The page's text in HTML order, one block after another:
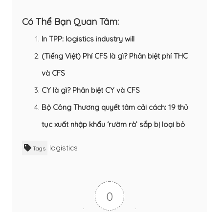
Có Thể Bạn Quan Tâm:
In TPP: logistics industry will
(Tiếng Việt) Phí CFS là gì? Phân biệt phí THC
và CFS
CY là gì? Phân biệt CY và CFS
Bộ Công Thương quyết tâm cải cách: 19 thủ
tục xuất nhập khẩu ‘rườm rà’ sắp bị loại bỏ
Tags logistics
0